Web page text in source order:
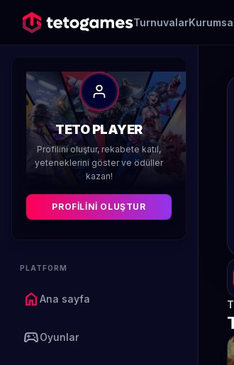
Turnuvalar
TETO PLAYER
Profilini oluştur, rekabete katıl,
yeteneklerini göster ve ödüller
kazan!
PROFILINI OLUŞTUR
PLATFORM
home Ana sayfa
sports_esportsOyunlar